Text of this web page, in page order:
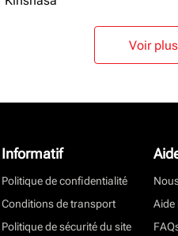
Voir plus
Informatif
Politique de confidentialité
Conditions de transport
Politique de sécurité du site
Aide